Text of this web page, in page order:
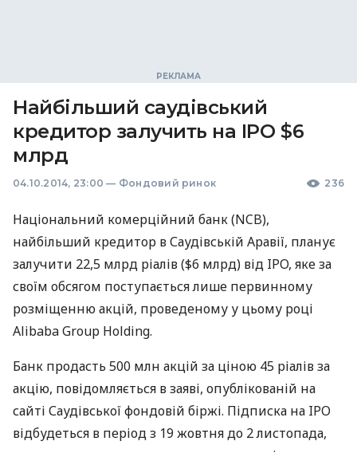
Найбільший саудівський
кредитор залучить на IPO $6
млрд
04.10.2014, 23:00 — Фондовий ринок 236
Національний комерційний банк (NCB),
найбільший кредитор в Саудівській Аравії, планує
залучити 22,5 млрд ріалів ($6 млрд) від IPO, яке за
своїм обсягом поступається лише первинному
розміщенню акцій, проведеному у цьому році
Alibaba Group Holding.
Банк продасть 500 млн акцій за ціною 45 ріалів за
акцію, повідомляється в заяві, опублікованій на
сайті Саудівської фондовій біржі. Підписка на IPO
відбудеться в період з 19 жовтня до 2 листопада,